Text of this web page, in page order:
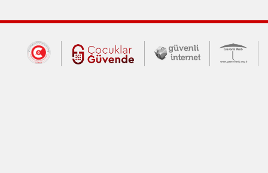
Dış Bağlantılar
Cumhurbaşkanlığı İletişim Merkezi
Çocuklar Güvende (yeni
Güvenli